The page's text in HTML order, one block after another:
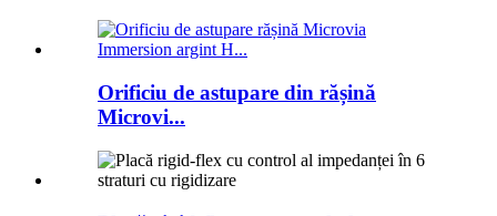
Orificiu de astupare din rășină
Microvi...